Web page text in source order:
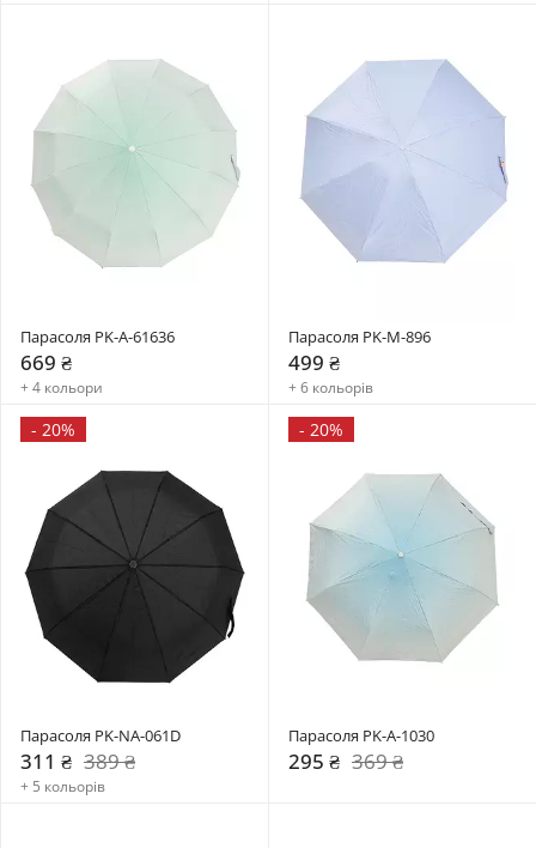
Парасоля PK-A-61636
669 ₴
+ 4 кольори
Парасоля PK-M-896
499 ₴
+ 6 кольорів
- 20%
Парасоля PK-NA-061D
311 ₴ 389 ₴
+ 5 кольорів
- 20%
Парасоля PK-A-1030
295 ₴ 369 ₴